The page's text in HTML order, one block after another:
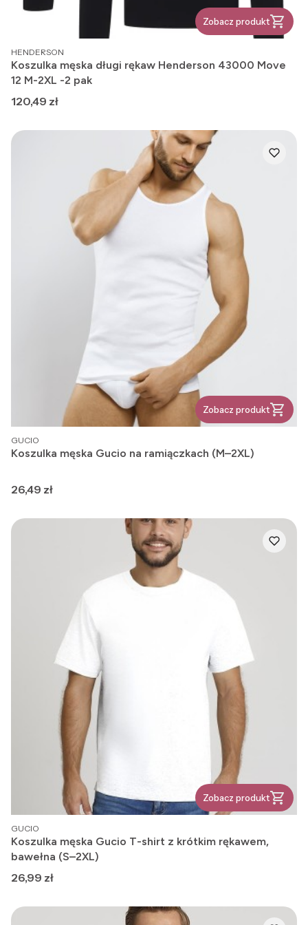
Zobacz produkt
PRODUCENT
HENDERSON
Koszulka męska długi rękaw Henderson 43000 Move
12 M-2XL -2 pak
Cena
120,49 zł
Zobacz produkt
PRODUCENT
GUCIO
Koszulka męska Gucio na ramiączkach (M–2XL)
Cena
26,49 zł
Zobacz produkt
PRODUCENT
GUCIO
Koszulka męska Gucio T-shirt z krótkim rękawem,
bawełna (S–2XL)
Cena
26,99 zł